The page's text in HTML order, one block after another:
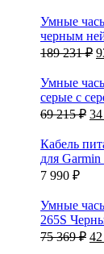
Умные
черным
189 231₽
Умные
серые с
69 215₽
69
Кабель
для
7 990 ₽
Умные
265S
75 369₽